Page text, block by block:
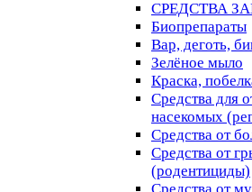
СРЕДСТВА
Биопрепараты
Вар, деготь,
Зелёное мыло
Краска,
Средства для
насекомых
Средства от
Средства от
(родентициды)